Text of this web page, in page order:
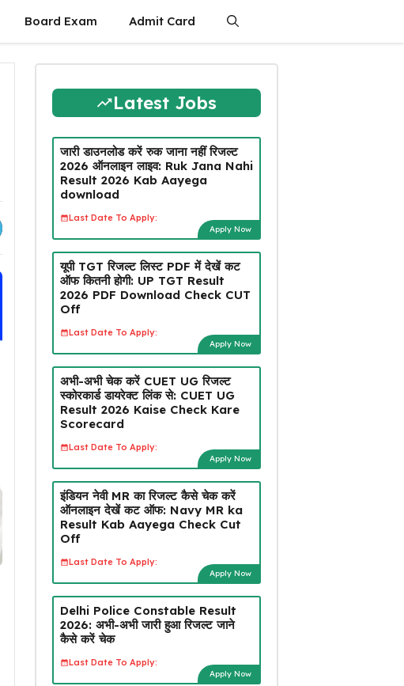
Board Exam Admit Card
Latest Jobs
जारी डाउनलोड करें रुक जाना नहीं रिजल्ट
2026 ऑनलाइन लाइव: Ruk Jana Nahi
Result 2026 Kab Aayega
download
Last Date To Apply:
Apply Now
यूपी TGT रिजल्ट लिस्ट PDF में देखें कट
ऑफ कितनी होगी: UP TGT Result
2026 PDF Download Check CUT
Off
Last Date To Apply:
Apply Now
अभी-अभी चेक करें CUET UG रिजल्ट
स्कोरकार्ड डायरेक्ट लिंक से: CUET UG
Result 2026 Kaise Check Kare
Scorecard
Last Date To Apply:
Apply Now
इंडियन नेवी MR का रिजल्ट कैसे चेक करें
ऑनलाइन देखें कट ऑफ: Navy MR ka
Result Kab Aayega Check Cut
Off
Last Date To Apply:
Apply Now
Delhi Police Constable Result
2026: अभी-अभी जारी हुआ रिजल्ट जाने
कैसे करें चेक
Last Date To Apply:
Apply Now